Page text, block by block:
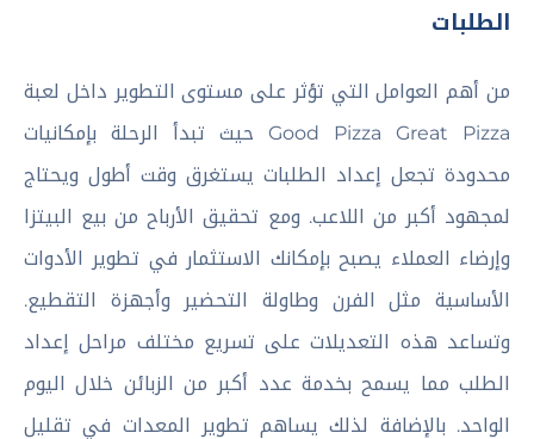
الطلبات
من أهم العوامل التي تؤثر على مستوى التطوير داخل لعبة
Good Pizza Great Pizza حيث تبدأ الرحلة بإمكانيات
محدودة تجعل إعداد الطلبات يستغرق وقت أطول ويحتاج
لمجهود أكبر من اللاعب. ومع تحقيق الأرباح من بيع البيتزا
وإرضاء العملاء يصبح بإمكانك الاستثمار في تطوير الأدوات
الأساسية مثل الفرن وطاولة التحضير وأجهزة التقطيع.
وتساعد هذه التعديلات على تسريع مختلف مراحل إعداد
الطلب مما يسمح بخدمة عدد أكبر من الزبائن خلال اليوم
الواحد. بالإضافة لذلك يساهم تطوير المعدات في تقليل